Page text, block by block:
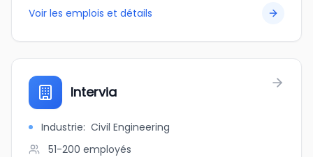
Voir les emplois et détails
Intervia
Industrie: Civil Engineering
51-200 employés